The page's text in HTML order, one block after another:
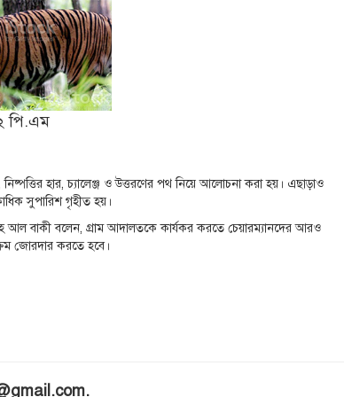
পি.এম
হার, চ্যালেঞ্জ ও উত্তরণের পথ নিয়ে আলোচনা করা হয়। এছাড়াও
সুপারিশ গৃহীত হয়।
আল বাকী বলেন, গ্রাম আদালতকে কার্যকর করতে চেয়ারম্যানদের আরও
জোরদার করতে হবে।